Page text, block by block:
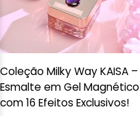
Coleção Milky Way KAISA –
Esmalte em Gel Magnético
com 16 Efeitos Exclusivos!